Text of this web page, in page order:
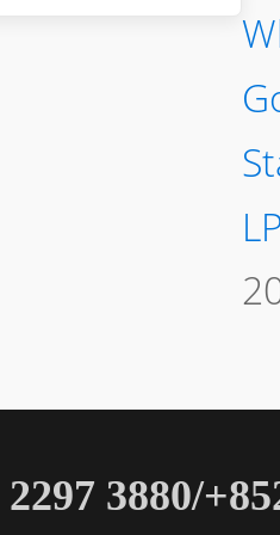
3880/